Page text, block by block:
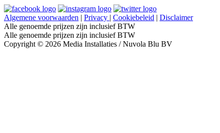
Algemene voorwaarden | Privacy | Cookiebeleid | Disclaimer
Alle genoemde prijzen zijn inclusief BTW
Alle genoemde prijzen zijn inclusief BTW
Copyright © 2026 Media Installaties / Nuvola Blu BV